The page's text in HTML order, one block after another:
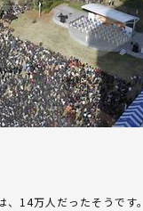
、14万人だったそうです。